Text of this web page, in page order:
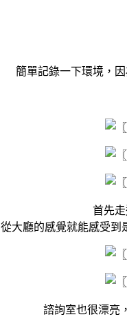
簡單記錄一下環境，
首先
從大廳的感覺就能感受到
諮詢室也很漂亮